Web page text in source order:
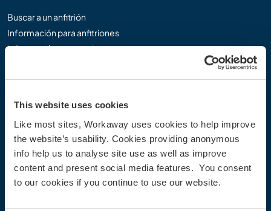
This website uses cookies
Like most sites, Workaway uses cookies to help improve
the website’s usability. Cookies providing anonymous
info help us to analyse site use as well as improve
content and present social media features. You consent
to our cookies if you continue to use our website.
Buscar a un anfitrión
Información para anfitriones
Información para workawayers
Registrarse como anfitrión
Descuentos y Socios
Workaway Blog
Galería de fotos